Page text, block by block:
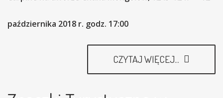
października 2018 r. godz. 17:00
CZYTAJ WIĘCEJ...